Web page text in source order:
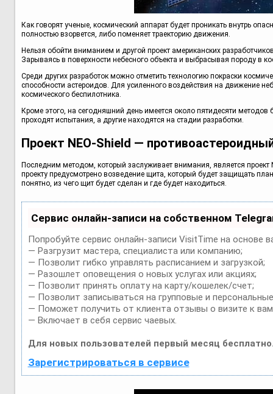
Как говорят ученые, космический аппарат будет проникать внутрь
полностью взорвется, либо поменяет траекторию движения.
Нельзя обойти вниманием и другой проект американских
Зарываясь в поверхности небесного объекта и выбрасывая породу в
Среди других разработок можно отметить технологию покраски
способности астероидов. Для усиленного воздействия на движение
космического беспилотника.
Кроме этого, на сегодняшний день имеется около пятидесяти
проходят испытания, а другие находятся на стадии разработки.
Проект NEO-Shield —
Последним методом, который заслуживает внимания, является проект
проекту предусмотрено возведение щита, который будет защищать
понятно, из чего щит будет сделан и где будет находиться.
Сервис онлайн-записи на собственном
Попробуйте сервис онлайн-записи VisitTime на основе
— Разгрузит мастера, специалиста или компанию;
— Позволит гибко управлять расписанием и загрузкой;
— Разошлет оповещения о новых услугах или акциях;
— Позволит принять оплату на карту/кошелек/счет;
— Позволит записываться на групповые и
— Поможет получить от клиента отзывы о визите к
— Включает в себя сервис чаевых.
Для новых пользователей первый месяц
Зарегистрироваться в сервисе